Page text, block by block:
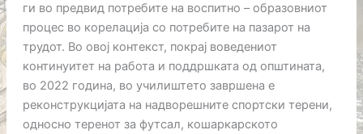
ги во предвид потребите на воспитно – образовниот
процес во корелација со потребите на пазарот на
трудот. Во овој контекст, покрај воведениот
континуитет на работа и поддршката од општината,
во 2022 година, во училиштето завршена е
реконструкцијата на надворешните спортски терени,
односно теренот за футсал, кошаркарското